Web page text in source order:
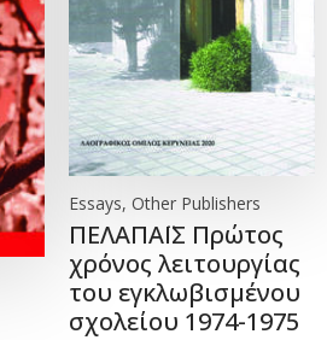
Essays, Other Publishers
ΠΕΛΑΠΑΪΣ Πρώτος
χρόνος λειτουργίας
του εγκλωβισμένου
σχολείου 1974-1975